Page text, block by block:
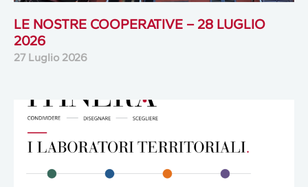
LE NOSTRE COOPERATIVE – 28 LUGLIO
2026
27 Luglio 2026